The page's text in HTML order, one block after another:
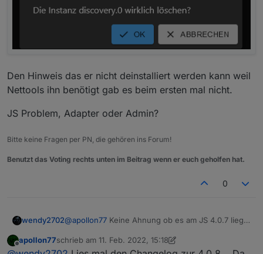
Den Hinweis das er nicht deinstalliert werden kann weil
Nettools ihn benötigt gab es beim ersten mal nicht.
JS Problem, Adapter oder Admin?
Bitte keine Fragen per PN, die gehören ins Forum!
Benutzt das Voting rechts unten im Beitrag wenn er euch geholfen hat.
0
wendy2702@apollon77 Keine Ahnung ob es am JS 4.0.7 liegt
und da ist ja dann der Discovery Adapter bei. Den
Im Log:
Offline
apollon77schrieb am 11. Feb. 2022, 15:18
zuletzt editiert von apollon77 2. Nov. 2022, 16:41